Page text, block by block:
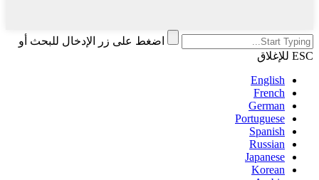
اضغط على زر الإدخال للبحث أو
ESC للإغلاق
English
French
German
Portuguese
Spanish
Russian
Japanese
Korean